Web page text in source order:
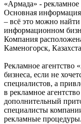
«Армада» - рекламное
Основная
– всё это можно
информационном
Компания
Каменогорск,
Рекламное агентство
бизнеса, если не
специалистов, а
в рекламное
дополнительный
специалисты
рекламные процедуры.